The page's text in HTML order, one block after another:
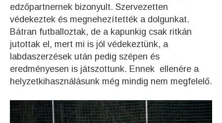
edzőpartnernek bizonyult. Szervezetten
védekeztek és megnehezítették a dolgunkat.
Bátran futballoztak, de a kapunkig csak ritkán
jutottak el, mert mi is jól védekeztünk, a
labdaszerzések után pedig szépen és
eredményesen is játszottunk. Ennek ellenére a
helyzetkihasználásunk még mindig nem megfelelő.